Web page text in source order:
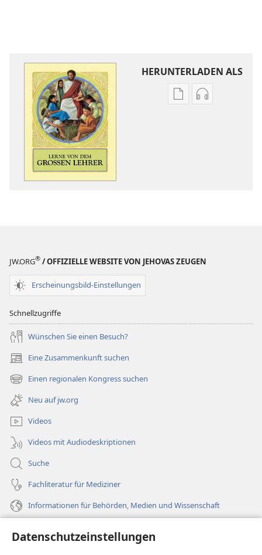
Datenschutzeinstellungen
HERUNTERLADEN ALS
JW.ORG® / OFFIZIELLE WEBSITE VON JEHOVAS ZEUGEN
Erscheinungsbild-Einstellungen
Schnellzugriffe
Wünschen Sie einen Besuch?
Eine Zusammenkunft suchen
(öffnet
neues
Fenster)
Einen regionalen Kongress suchen
(öffnet
neues
Fenster)
Neu auf jw.org
Videos
Videos mit Audiodeskriptionen
Suche
Fachliteratur für Mediziner
Informationen für Behörden, Medien und Wissenschaft